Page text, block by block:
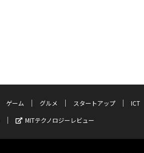
ゲーム グルメ スタートアップ
ICT
MITテクノロジーレビュー